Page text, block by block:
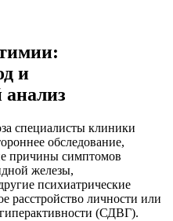
и
специалисты клиники
обследование,
причины симптомов
железы,
психиатрические
расстройство личности или
(СДВГ).